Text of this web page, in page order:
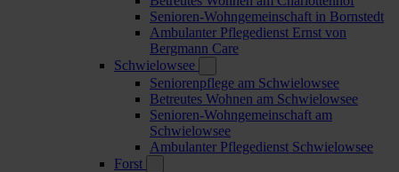
Senioren-Wohngemeinschaft in Bornstedt
Ambulanter Pflegedienst Ernst von
Bergmann Care
Schwielowsee
Seniorenpflege am Schwielowsee
Betreutes Wohnen am Schwielowsee
Senioren-Wohngemeinschaft am
Schwielowsee
Ambulanter Pflegedienst Schwielowsee
Forst